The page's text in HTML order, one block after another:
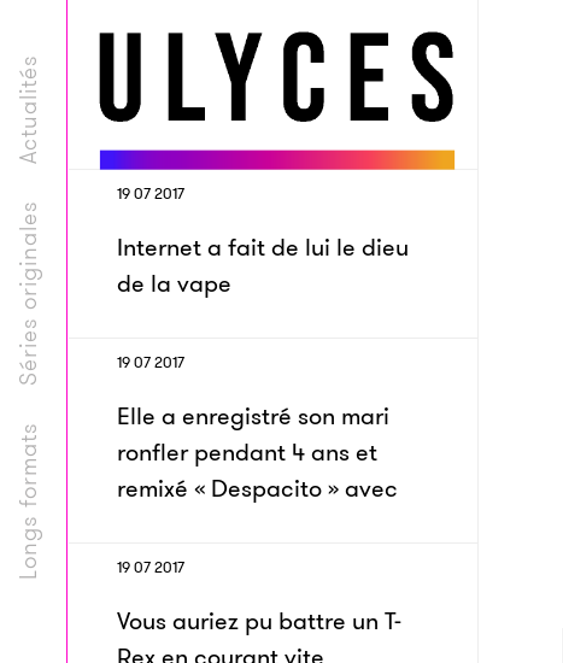
Longs formats
Séries originales
Actualités
19 07 2017
Internet a fait de lui le dieu
de la vape
19 07 2017
Elle a enregistré son mari
ronfler pendant 4 ans et
remixé « Despacito » avec
19 07 2017
Vous auriez pu battre un T-